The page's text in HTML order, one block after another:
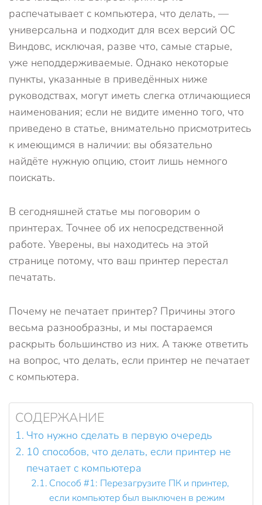
распечатывает с компьютера, что делать, —
универсальна и подходит для всех версий ОС
Виндовс, исключая, разве что, самые старые,
уже неподдерживаемые. Однако некоторые
пункты, указанные в приведённых ниже
руководствах, могут иметь слегка отличающиеся
наименования; если не видите именно того, что
приведено в статье, внимательно присмотритесь
к имеющимся в наличии: вы обязательно
найдёте нужную опцию, стоит лишь немного
поискать.
В сегодняшней статье мы поговорим о
принтерах. Точнее об их непосредственной
работе. Уверены, вы находитесь на этой
странице потому, что ваш принтер перестал
печатать.
Почему не печатает принтер? Причины этого
весьма разнообразны, и мы постараемся
раскрыть большинство из них. А также ответить
на вопрос, что делать, если принтер не печатает
с компьютера.
СОДЕРЖАНИЕ
Что нужно сделать в первую очередь
10 способов, что делать, если принтер не
печатает с компьютера
Способ #1: Перезагрузите ПК и принтер,
если компьютер был выключен в режим